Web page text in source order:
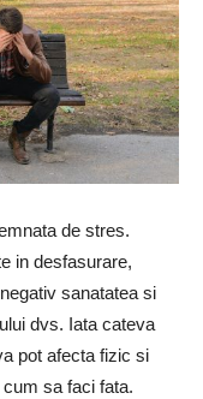
de stres.
in desfasurare,
sanatatea si
dvs. Iata cateva
pot afecta fizic si
sa faci fata.